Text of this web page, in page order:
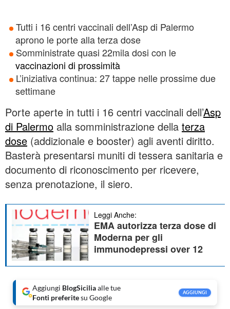
Tutti i 16 centri vaccinali dell’Asp di Palermo
aprono le porte alla terza dose
Somministrate quasi 22mila dosi con le
vaccinazioni di prossimità
L’iniziativa continua: 27 tappe nelle prossime due
settimane
Porte aperte in tutti i 16 centri vaccinali dell’Asp
di Palermo alla somministrazione della terza
dose (addizionale e booster) agli aventi diritto.
Basterà presentarsi muniti di tessera sanitaria e
documento di riconoscimento per ricevere,
senza prenotazione, il siero.
Leggi Anche:
EMA autorizza terza dose di
Moderna per gli
immunodepressi over 12
Aggiungi BlogSiciliaalle tue
Fonti preferitesu Google
AGGIUNGI